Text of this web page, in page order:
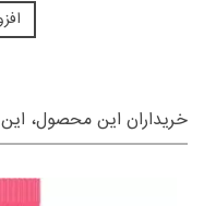
خریداران این محصول، این